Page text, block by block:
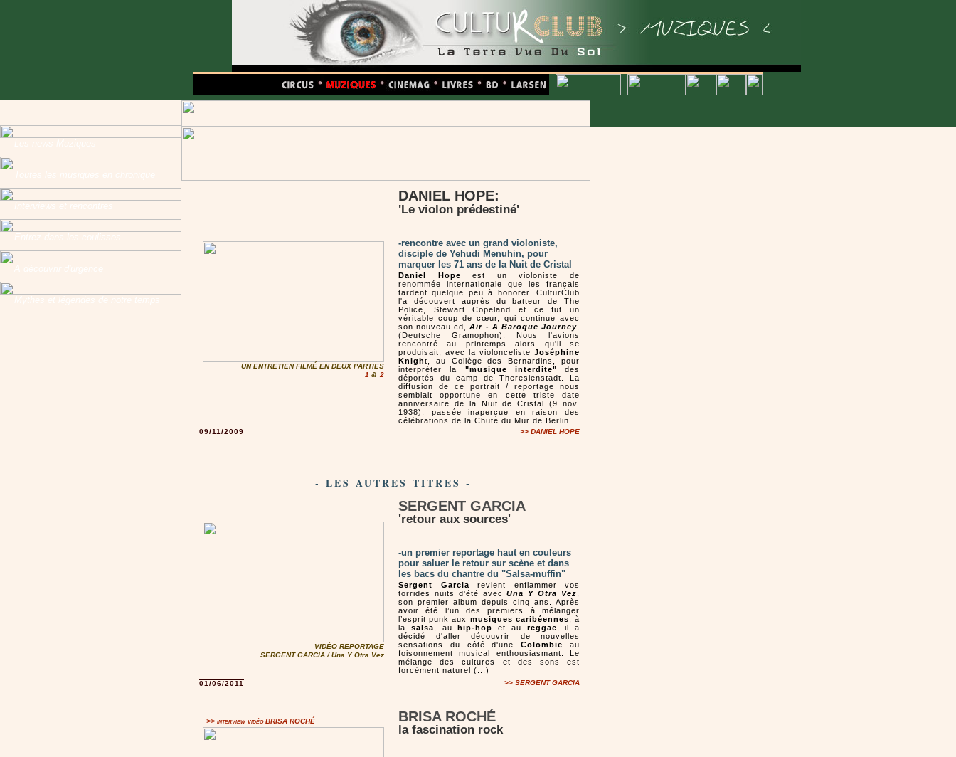
UN ENTRETIEN FILMÉ EN DEUX PARTIES
1 & 2
DANIEL HOPE:
'Le violon prédestiné'
-rencontre avec un grand violoniste,
disciple de Yehudi Menuhin, pour
marquer les 71 ans de la Nuit de Cristal
Daniel Hope est un violoniste de
renommée internationale que les français
tardent quelque peu à honorer. CulturClub
l'a découvert auprès du batteur de The
Police, Stewart Copeland et ce fut un
véritable coup de cœur, qui continue avec
son nouveau cd,Air - A Baroque Journey
(Deutsche Gramophon). Nous l'avions
rencontré au printemps alors qu'il se
produisait, avec la violonceliste Joséphine
Knight, au Collège des Bernardins, pour
interpréter la "musique interdite" des
déportés du camp de Theresienstadt. La
diffusion de ce portrait / reportage nous
semblait opportune en cette triste date
anniversaire de la Nuit de Cristal (9 nov.
1938), passée inaperçue en raison des
célébrations de la Chute du Mur de Berlin.
09/11/2009 >> DANIEL HOPE
- LES AUTRES TITRES -
VIDÉO REPORTAGE
SERGENT GARCIA / Una Y Otra Vez
SERGENT GARCIA
'retour aux sources'
-un premier reportage haut en couleurs
pour saluer le retour sur scène et dans
les bacs du chantre du "Salsa-muffin"
Sergent Garcia revient enflammer vos
torrides nuits d'été avecUna Y Otra Vez
son premier album depuis cinq ans. Après
avoir été l’un des premiers à mélanger
l’esprit punk aux musiques caribéennes , à
la salsa , auhip-hop et au reggae , il a
décidé d'aller découvrir de nouvelles
sensations du côté d'uneColombie
au
foisonnement musical enthousiasmant. Le
mélange des cultures et des sons est
forcément naturel (...)
01/06/2011 >> SERGENT GARCIA
>> interview vidéo BRISA ROCHÉ BRISA ROCHÉ
la fascination rock